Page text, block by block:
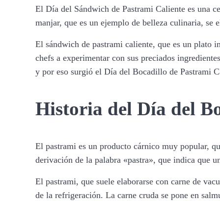
El Día del Sándwich de Pastrami Caliente es una
manjar, que es un ejemplo de belleza culinaria, se
El sándwich de pastrami caliente, que es un plato
chefs a experimentar con sus preciados
y por eso surgió el Día del Bocadillo de Pastrami
Historia del Día del
El pastrami es un producto cárnico muy popular,
derivación de la palabra «pastra», que indica que
El pastrami, que suele elaborarse con carne de
de la refrigeración. La carne cruda se pone en